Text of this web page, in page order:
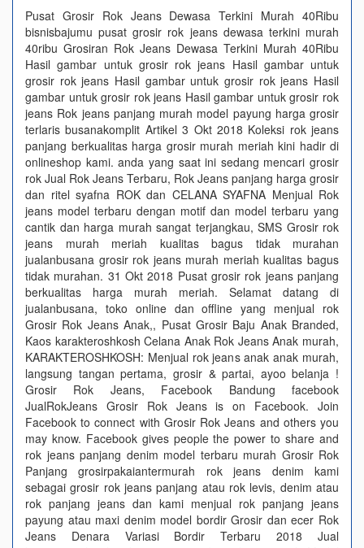
Pusat Grosir Rok Jeans Dewasa Terkini Murah 40Ribu
bisnisbajumu pusat grosir rok jeans dewasa terkini murah
40ribu Grosiran Rok Jeans Dewasa Terkini Murah 40Ribu
Hasil gambar untuk grosir rok jeans Hasil gambar untuk
grosir rok jeans Hasil gambar untuk grosir rok jeans Hasil
gambar untuk grosir rok jeans Hasil gambar untuk grosir rok
jeans Rok jeans panjang murah model payung harga grosir
terlaris busanakomplit Artikel 3 Okt 2018 Koleksi rok jeans
panjang berkualitas harga grosir murah meriah kini hadir di
onlineshop kami. anda yang saat ini sedang mencari grosir
rok Jual Rok Jeans Terbaru, Rok Jeans panjang harga grosir
dan ritel syafna ROK dan CELANA SYAFNA Menjual Rok
jeans model terbaru dengan motif dan model terbaru yang
cantik dan harga murah sangat terjangkau, SMS Grosir rok
jeans murah meriah kualitas bagus tidak murahan
jualanbusana grosir rok jeans murah meriah kualitas bagus
tidak murahan. 31 Okt 2018 Pusat grosir rok jeans panjang
berkualitas harga murah meriah. Selamat datang di
jualanbusana, toko online dan offline yang menjual rok
Grosir Rok Jeans Anak,, Pusat Grosir Baju Anak Branded,
Kaos karakteroshkosh Celana Anak Rok Jeans Anak murah,
KARAKTEROSHKOSH: Menjual rok jeans anak anak murah,
langsung tangan pertama, grosir & partai, ayoo belanja !
Grosir Rok Jeans, Facebook Bandung facebook
JualRokJeans Grosir Rok Jeans is on Facebook. Join
Facebook to connect with Grosir Rok Jeans and others you
may know. Facebook gives people the power to share and
rok jeans panjang denim model terbaru murah Grosir Rok
Panjang grosirpakaiantermurah rok jeans denim kami
sebagai grosir rok jeans panjang atau rok levis, denim atau
rok panjang jeans dan kami menjual rok panjang jeans
payung atau maxi denim model bordir Grosir dan ecer Rok
Jeans Denara Variasi Bordir Terbaru 2018 Jual